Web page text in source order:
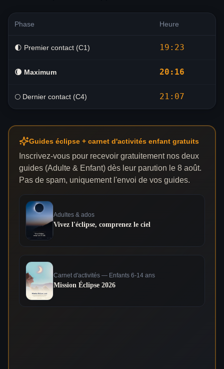
Phase Heure
🌓 Premier contact (C1) 19:23
🌘 Maximum 20:16
🌕 Dernier contact (C4) 21:07
Guides éclipse + carnet d'activités enfant gratuits
Inscrivez-vous pour recevoir gratuitement nos deux
guides (Adulte & Enfant) dès leur parution le 8 août.
Pas de spam, uniquement l'envoi de vos guides.
Adultes & ados
Vivez l'éclipse, comprenez le ciel
Carnet d'activités — Enfants 6-14 ans
Mission Éclipse 2026